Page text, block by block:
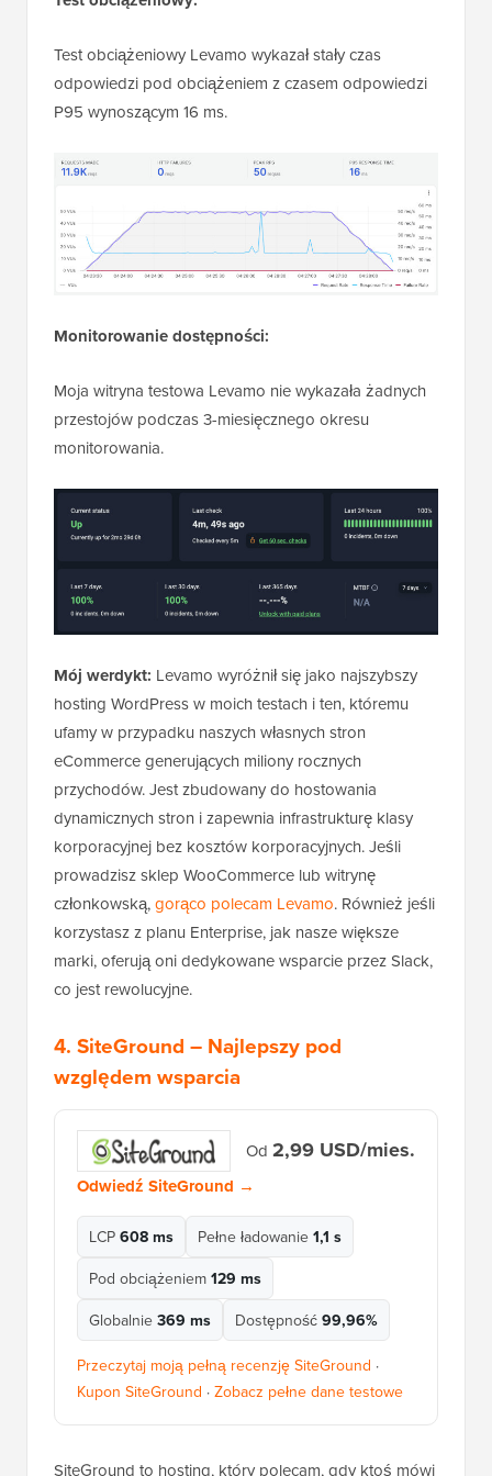
Test obciążeniowy Levamo wykazał stały czas
odpowiedzi pod obciążeniem z czasem odpowiedzi
P95 wynoszącym 16 ms.
Monitorowanie dostępności:
Moja witryna testowa Levamo nie wykazała żadnych
przestojów podczas 3-miesięcznego okresu
monitorowania.
Mój werdykt: Levamo wyróżnił się jako najszybszy
hosting WordPress w moich testach i ten, któremu
ufamy w przypadku naszych własnych stron
eCommerce generujących miliony rocznych
przychodów. Jest zbudowany do hostowania
dynamicznych stron i zapewnia infrastrukturę klasy
korporacyjnej bez kosztów korporacyjnych. Jeśli
prowadzisz sklep WooCommerce lub witrynę
członkowską,gorąco polecam Levamo. Również jeśli
korzystasz z planu Enterprise, jak nasze większe
marki, oferują oni dedykowane wsparcie przez Slack,
co jest rewolucyjne.
4. SiteGround – Najlepszy pod
względem wsparcia
Od 2,99 USD/mies.
Odwiedź SiteGround →
LCP 608 ms Pełne ładowanie 1,1 s
Pod obciążeniem 129 ms
Globalnie 369 ms Dostępność 99,96%
Przeczytaj moją pełną recenzję SiteGround ·
Kupon SiteGround · Zobacz pełne dane testowe
SiteGround to hosting, który polecam, gdy ktoś mówi